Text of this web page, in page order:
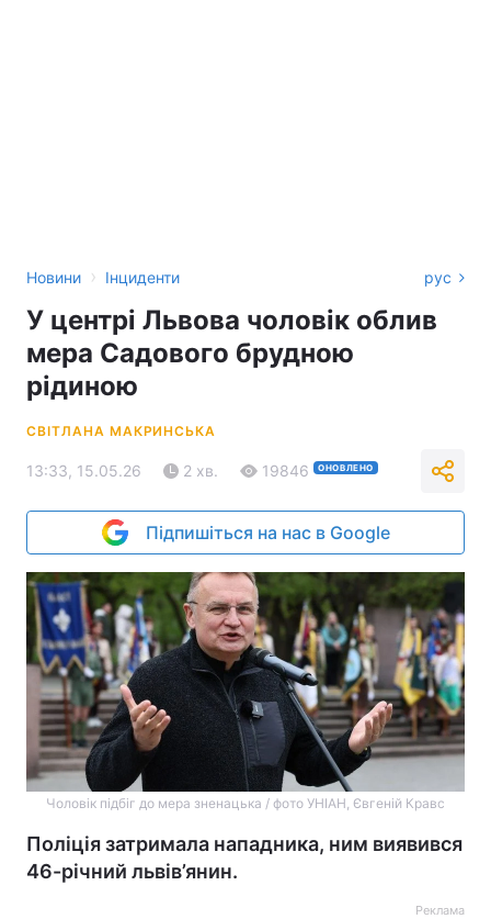
Новини › Інциденти рус
У центрі Львова чоловік облив
мера Садового брудною
рідиною
СВІТЛАНА МАКРИНСЬКА
13:33, 15.05.26 2 хв. 19846 ОНОВЛЕНО
Підпишіться на нас в Google
Чоловік підбіг до мера зненацька / фото УНІАН, Євгеній Кравс
Поліція затримала нападника, ним виявився
46-річний львів’янин.
Реклама